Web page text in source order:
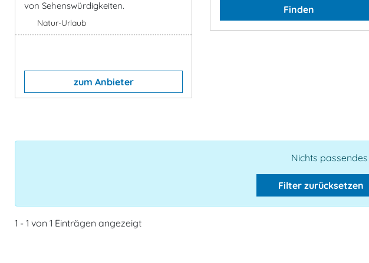
von Sehenswürdigkeiten.
Natur-Urlaub
zum Anbieter
Finden
Nichts
Filter zurücksetzen
1 - 1 von 1 Einträgen angezeigt